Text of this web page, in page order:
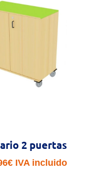
2 puertas
€ IVA incluido